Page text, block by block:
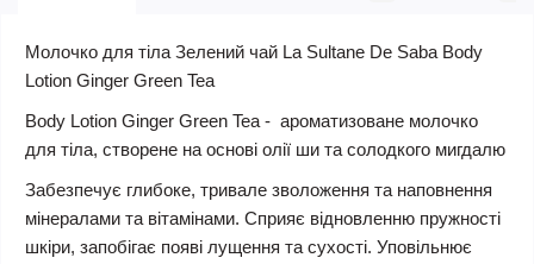
Молочко для тіла Зелений чай La Sultane De Saba Body
Lotion Ginger Green Tea
Body Lotion Ginger Green Tea - ароматизоване молочко
для тіла, створене на основі олії ши та солодкого мигдалю
Забезпечує глибоке, тривале зволоження та наповнення
мінералами та вітамінами. Сприяє відновленню пружності
шкіри, запобігає появі лущення та сухості. Уповільнює